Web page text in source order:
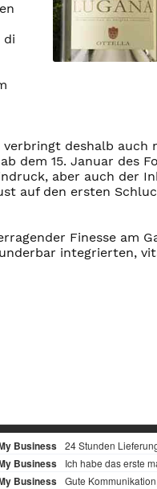
di
deshalb
dem 15. Januar des
aber auch der
auf den ersten
Finesse am
integrierten,